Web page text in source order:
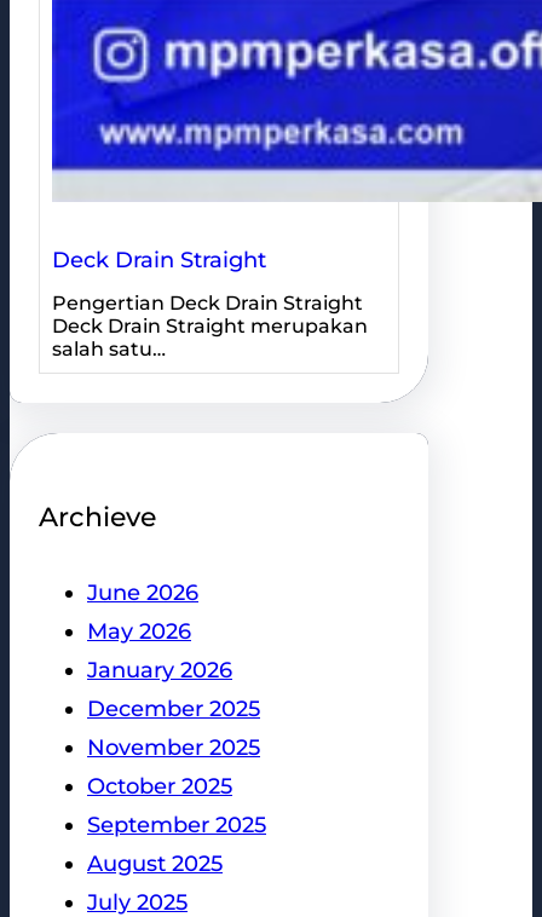
Deck Drain Straight
Pengertian Deck Drain Straight
Deck Drain Straight merupakan
salah satu…
Archieve
June 2026
May 2026
January 2026
December 2025
November 2025
October 2025
September 2025
August 2025
July 2025